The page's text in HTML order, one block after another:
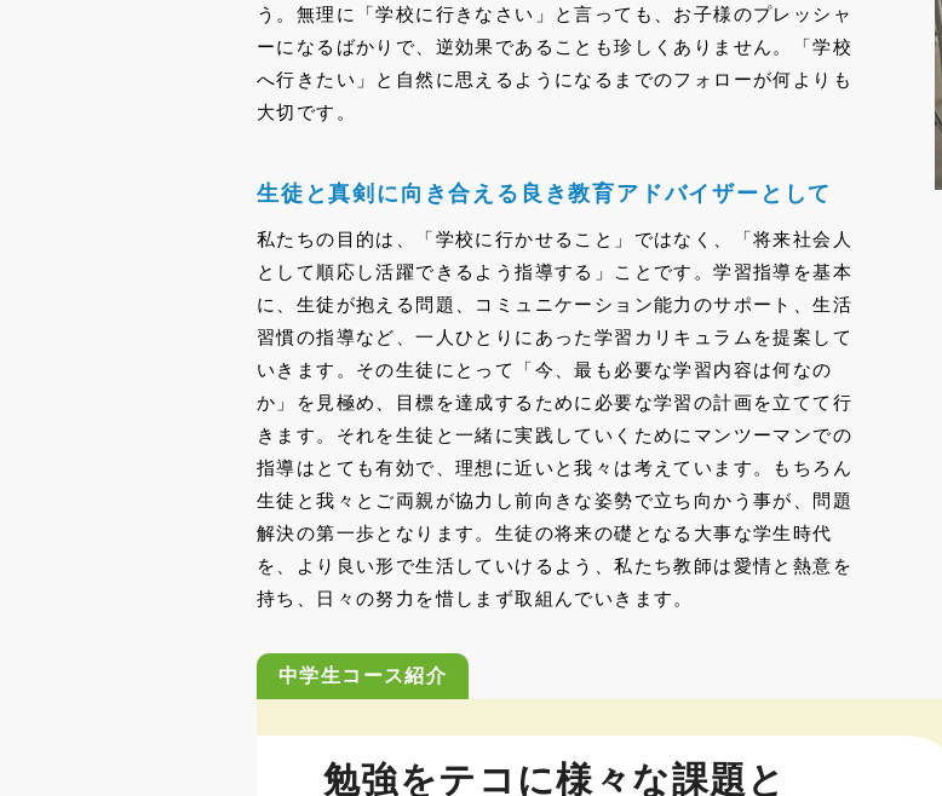
う。無理に「学校に行きなさい」と言っても、お子様のプレッシャ
ーになるばかりで、逆効果であることも珍しくありません。「学校
へ行きたい」と自然に思えるようになるまでのフォローが何よりも
大切です。
生徒と真剣に向き合える良き教育アドバイザーとして
私たちの目的は、「学校に行かせること」ではなく、「将来社会人
として順応し活躍できるよう指導する」ことです。学習指導を基本
に、生徒が抱える問題、コミュニケーション能力のサポート、生活
習慣の指導など、一人ひとりにあった学習カリキュラムを提案して
いきます。その生徒にとって「今、最も必要な学習内容は何なの
か」を見極め、目標を達成するために必要な学習の計画を立てて行
きます。それを生徒と一緒に実践していくためにマンツーマンでの
指導はとても有効で、理想に近いと我々は考えています。もちろん
生徒と我々とご両親が協力し前向きな姿勢で立ち向かう事が、問題
解決の第一歩となります。生徒の将来の礎となる大事な学生時代
を、より良い形で生活していけるよう、私たち教師は愛情と熱意を
持ち、日々の努力を惜しまず取組んでいきます。
勉強をテコに様々な課題と
中学生コース紹介